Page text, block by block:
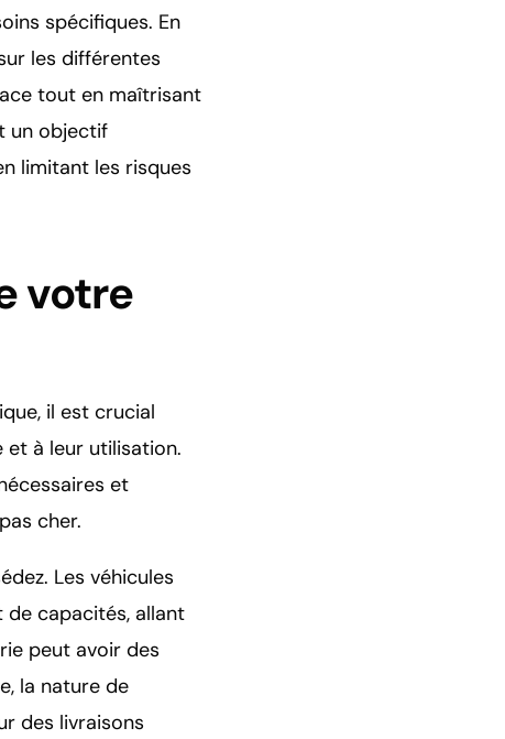
spécifiques. En
les différentes
tout en maîtrisant
un objectif
limitant les risques
votre
il est crucial
et à leur utilisation.
et
cher.
Les véhicules
capacités, allant
peut avoir des
la nature de
des livraisons